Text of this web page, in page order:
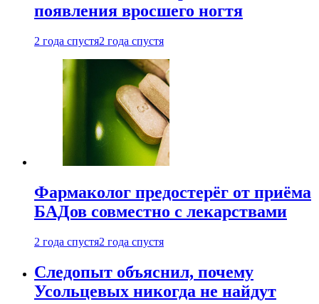
появления вросшего ногтя
2 года спустя2 года спустя
Фармаколог предостерёг от приёма
БАДов совместно с лекарствами
2 года спустя2 года спустя
Следопыт объяснил, почему
Усольцевых никогда не найдут